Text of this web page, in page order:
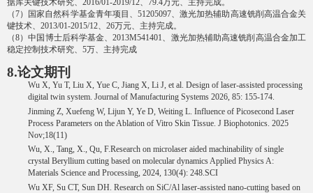
据库关键技术研究、 2016/01-2019/12、 79.4万元、主持完成。
（7）国家自然科学基金青年项目、 51205097、激光加热辅助高速铣削高温合金关
键技术、 2013/01-2015/12、 26万元、主持完成。
（8）中国博士后科学基金、2013M541401、激光加热辅助高速铣削高温合金加工
稳定控制技术研究、 5万、主持完成
8.论文期刊
Wu X, Yu T, Liu X, Yue C, Jiang X, Li J, et al. Design of laser-assisted processing
digital twin system. Journal of Manufacturing Systems 2026, 85: 155-174.
Jinming Z, Xuefeng W, Lijun Y, Ye D, Weiting L. Influence of Picosecond Laser
Process Parameters on the Ablation of Vitro Skin Tissue. J Biophotonics. 2025
Nov;18(11)
Wu, X., Tang, X., Qu, F.Research on microlaser aided machinability of single
crystal Beryllium cutting based on molecular dynamics Applied Physics A:
Materials Science and Processing, 2024, 130(4): 248.SCI
Wu XF, Su CT, Sun DH. Research on SiC/Al laser-assisted nano-cutting based on